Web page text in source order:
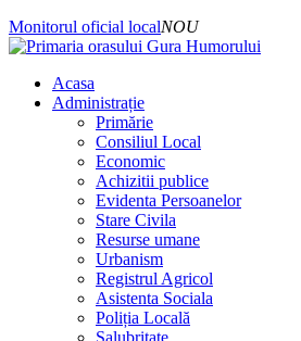
Monitorul oficial localNOU
Acasa
Administrație
Primărie
Consiliul Local
Economic
Achizitii publice
Evidenta Persoanelor
Stare Civila
Resurse umane
Urbanism
Registrul Agricol
Asistenta Sociala
Poliția Locală
Salubritate